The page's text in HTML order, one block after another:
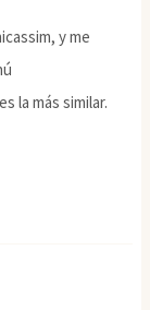
y me
la más similar.